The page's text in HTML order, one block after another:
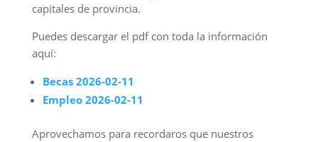
capitales de provincia.
Puedes descargar el pdf con toda la información
aquí:
Becas 2026-02-11
Empleo 2026-02-11
Aprovechamos para recordaros que nuestros